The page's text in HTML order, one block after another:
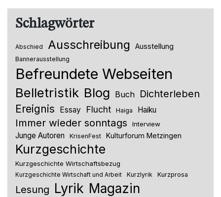
Schlagwörter
Abschied Ausschreibung Ausstellung
Bannerausstellung
Befreundete Webseiten
Belletristik Blog Buch Dichterleben
Ereignis Essay Flucht Haiga Haiku
Immer wieder sonntags Interview
Junge Autoren KrisenFest Kulturforum Metzingen
Kurzgeschichte
Kurzgeschichte Wirtschaftsbezug
Kurzgeschichte Wirtschaft und Arbeit Kurzlyrik Kurzprosa
Lesung Lyrik Magazin